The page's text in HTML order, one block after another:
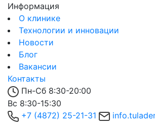
Информация
О клинике
Технологии и инновации
Новости
Блог
Вакансии
Контакты
Пн-Сб 8:30-20:00
Вс 8:30-15:30
+7 (4872) 25-21-31